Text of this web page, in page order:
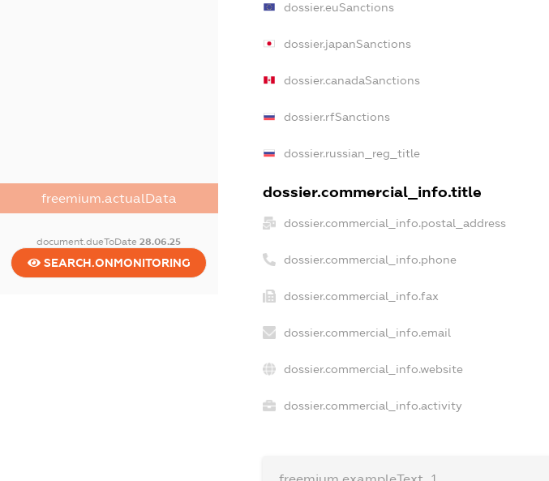
freemium.actualData
document.dueToDate28.06.25
SEARCH.ONMONITORING
dossier.euSanctions
dossier.japanSanctions
dossier.canadaSanctions
dossier.rfSanctions
dossier.russian_reg_title
dossier.commercial_info.title
dossier.commercial_info.postal_address
dossier.commercial_info.phone
dossier.commercial_info.fax
dossier.commercial_info.email
dossier.commercial_info.website
dossier.commercial_info.activity